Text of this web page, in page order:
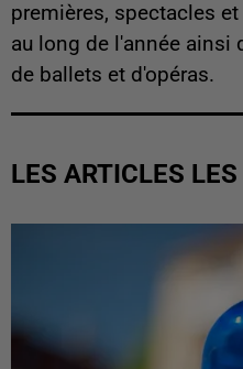
premières, spectacles
au long de l'année ainsi
de ballets et d'opéras.
LES ARTICLES